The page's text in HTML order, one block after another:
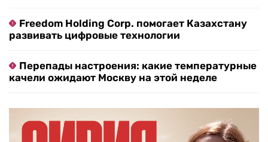
Freedom Holding Corp. помогает Казахстану
развивать цифровые технологии
Перепады настроения: какие температурные
качели ожидают Москву на этой неделе